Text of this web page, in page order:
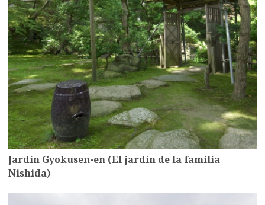
Jardín Gyokusen-en (El jardín de la familia
Nishida)